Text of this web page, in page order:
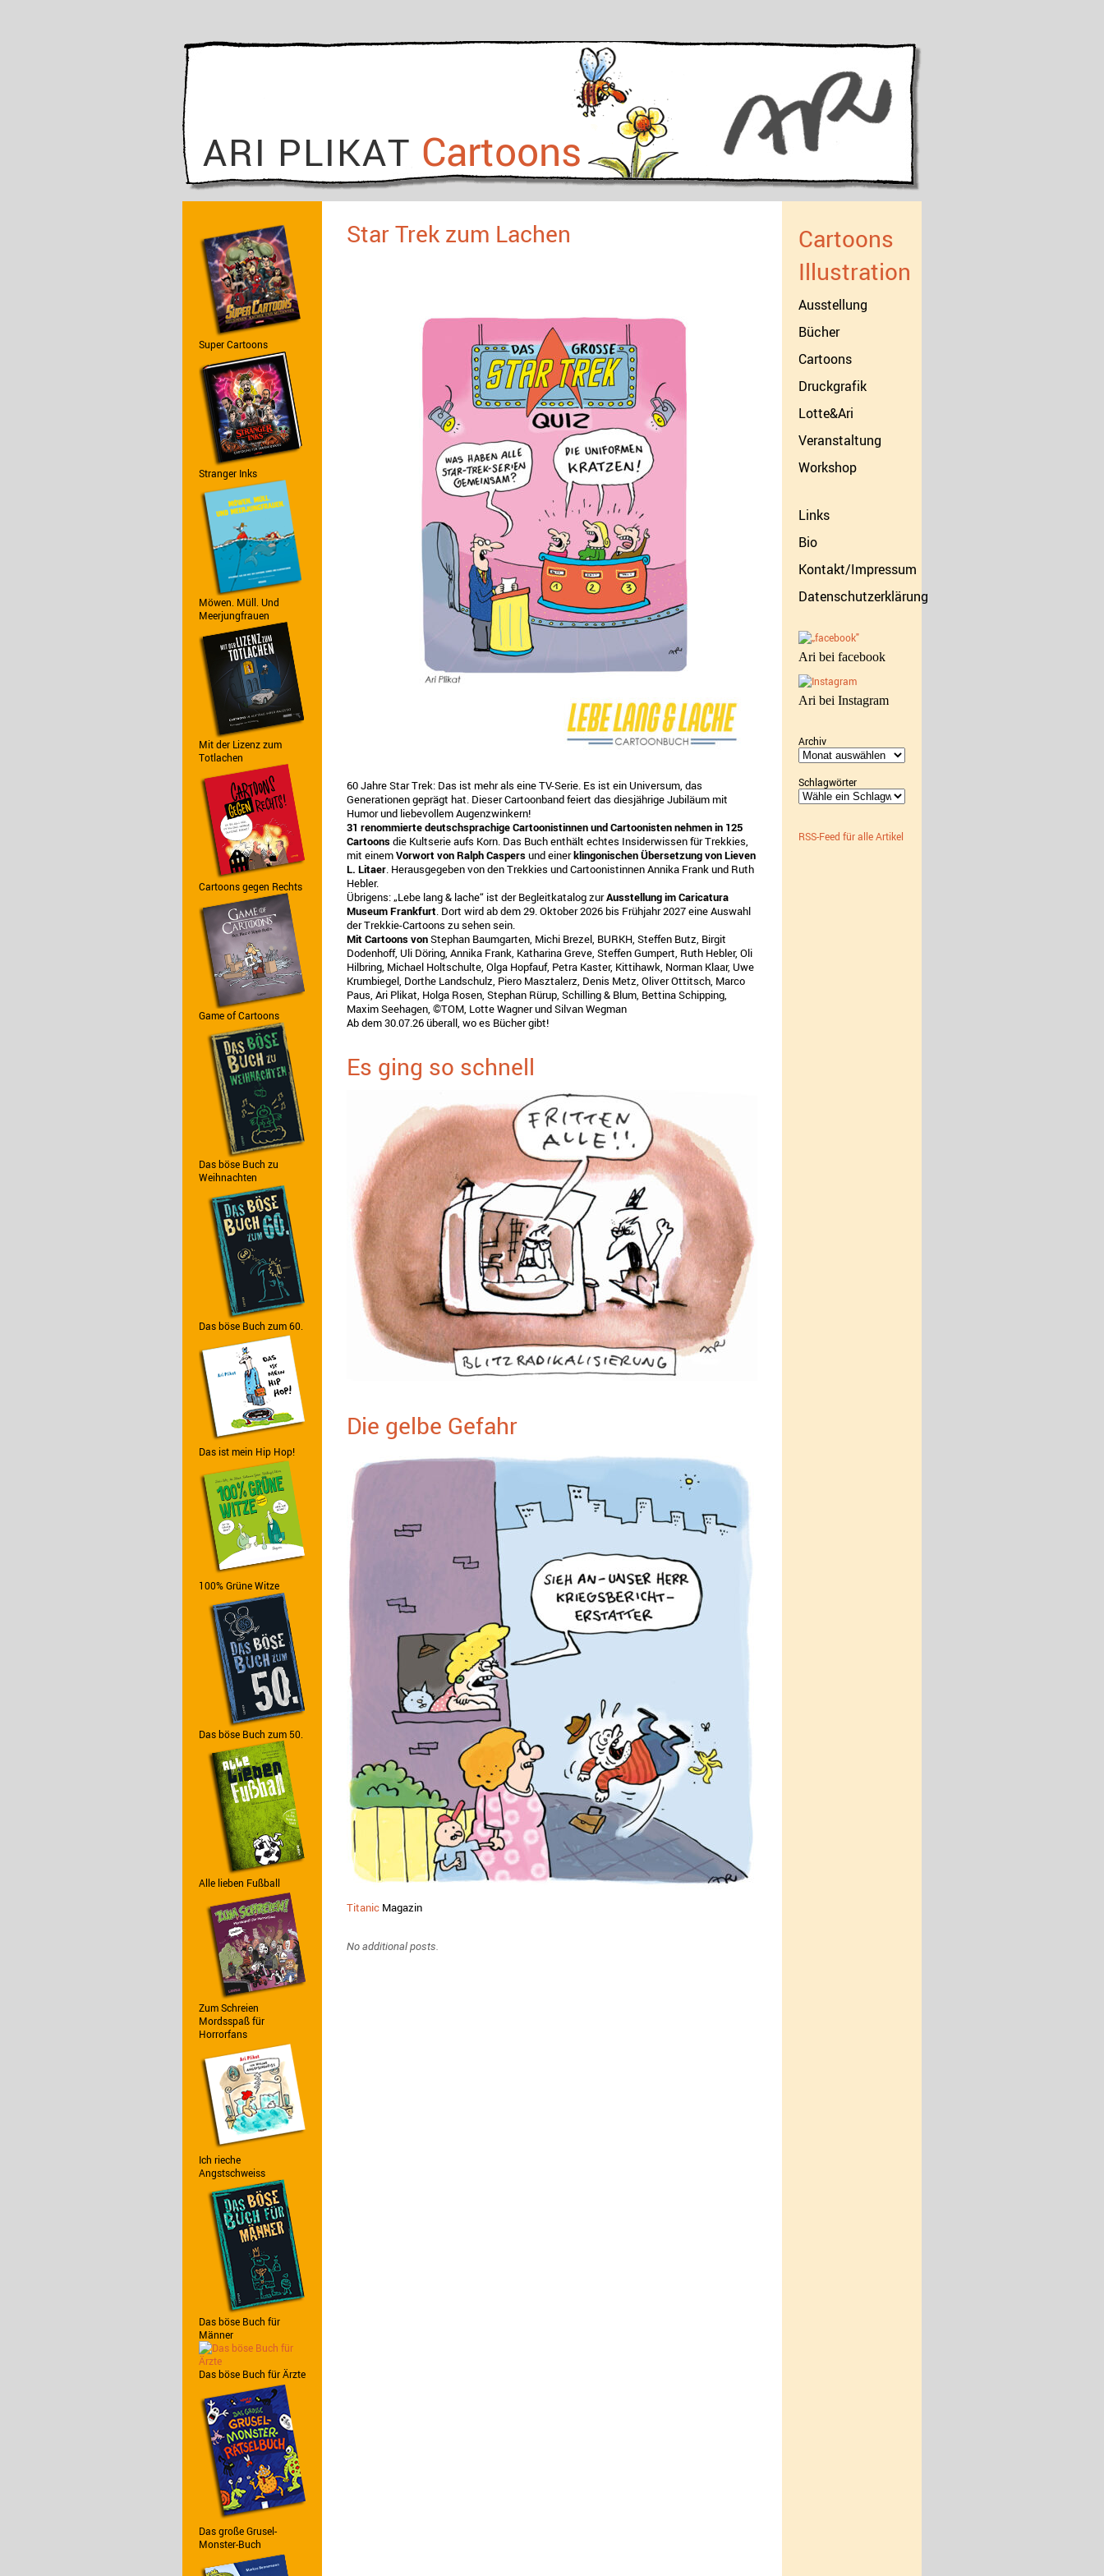
ARI PLIKAT Cartoons
Super Cartoons
Stranger Inks
Möwen. Müll. Und
Meerjungfrauen
Mit der Lizenz zum
Totlachen
Cartoons gegen Rechts
Game of Cartoons
Das böse Buch zu
Weihnachten
Das böse Buch zum 60.
Das ist mein Hip Hop!
100% Grüne Witze
Das böse Buch zum 50.
Alle lieben Fußball
Zum Schreien
Mordsspaß für
Horrorfans
Ich rieche
Angstschweiss
Das böse Buch für
Männer
Das böse Buch für Ärzte
Das große Grusel-
Monster-Buch
Star Trek zum Lachen
60 Jahre Star Trek: Das ist mehr als eine TV-Serie. Es ist ein Universum, das
Generationen geprägt hat. Dieser Cartoonband feiert das diesjährige Jubiläum mit
Humor und liebevollem Augenzwinkern!
31 renommierte deutschsprachige Cartoonistinnen und Cartoonisten nehmen in 125
Cartoonsdie Kultserie aufs Korn. Das Buch enthält echtes Insiderwissen für Trekkies,
mit einemVorwort von Ralph Caspersund einerklingonischen Übersetzung von Lieven
L. Litaer. Herausgegeben von den Trekkies und Cartoonistinnen Annika Frank und Ruth
Hebler.
Übrigens: „Lebe lang & lache“ ist der Begleitkatalog zurAusstellung im Caricatura
Museum Frankfurt. Dort wird ab dem 29. Oktober 2026 bis Frühjahr 2027 eine Auswahl
der Trekkie-Cartoons zu sehen sein.
Mit Cartoons vonStephan Baumgarten, Michi Brezel, BURKH, Steffen Butz, Birgit
Dodenhoff, Uli Döring, Annika Frank, Katharina Greve, Steffen Gumpert, Ruth Hebler, Oli
Hilbring, Michael Holtschulte, Olga Hopfauf, Petra Kaster, Kittihawk, Norman Klaar, Uwe
Krumbiegel, Dorthe Landschulz, Piero Masztalerz, Denis Metz, Oliver Ottitsch, Marco
Paus, Ari Plikat, Holga Rosen, Stephan Rürup, Schilling & Blum, Bettina Schipping,
Maxim Seehagen, ©TOM, Lotte Wagner und Silvan Wegman
Ab dem 30.07.26 überall, wo es Bücher gibt!
Es ging so schnell
Die gelbe Gefahr
Titanic Magazin
Cartoons
Illustration
Ausstellung
Bücher
Cartoons
Druckgrafik
Lotte&Ari
Veranstaltung
Workshop
Links
Bio
Kontakt/Impressum
Datenschutzerklärung
Ari bei facebook
Ari bei Instagram
Archiv
Archiv
Schlagwörter
RSS-Feed für alle Artikel